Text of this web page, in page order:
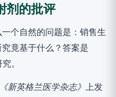
剂的批评
个自然的问题是：销售生
竟基于什么？答案是
。
《新英格兰医学杂志》 上发